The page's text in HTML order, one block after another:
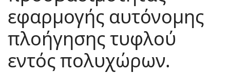
εφαρμογής αυτόνομης
πλοήγησης τυφλού
εντός πολυχώρων.